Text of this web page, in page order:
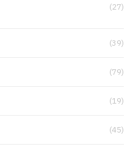
(27)
(39)
(79)
(19)
(45)